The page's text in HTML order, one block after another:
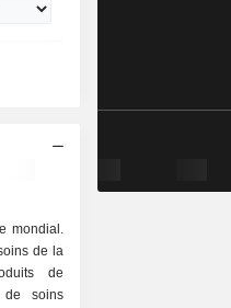
mondial.
de la
de
de soins